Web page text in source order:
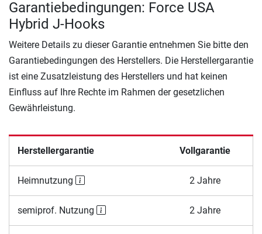
Garantiebedingungen: Force USA
Hybrid J-Hooks
Weitere Details zu dieser Garantie entnehmen Sie bitte den
Garantiebedingungen des Herstellers. Die Herstellergarantie
ist eine Zusatzleistung des Herstellers und hat keinen
Einfluss auf Ihre Rechte im Rahmen der gesetzlichen
Gewährleistung.
Herstellergarantie Vollgarantie
Heimnutzung 2 Jahre
semiprof. Nutzung 2 Jahre